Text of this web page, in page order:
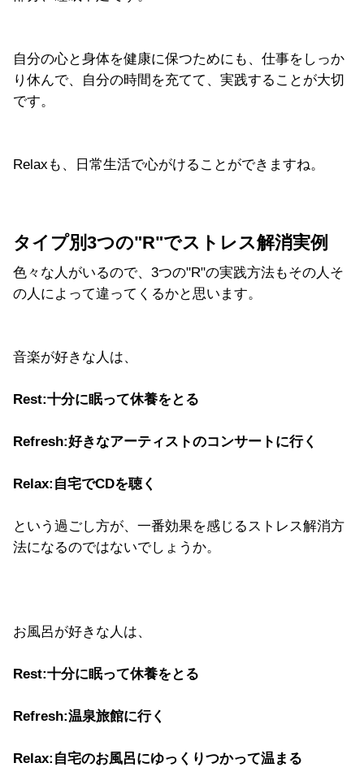
自分の心と身体を健康に保つためにも、仕事をしっか
り休んで、自分の時間を充てて、実践することが大切
です。
Relaxも、日常生活で心がけることができますね。
タイプ別3つの"R"でストレス解消実例
色々な人がいるので、3つの"R"の実践方法もその人そ
の人によって違ってくるかと思います。
音楽が好きな人は、
Rest:十分に眠って休養をとる
Refresh:好きなアーティストのコンサートに行く
Relax:自宅でCDを聴く
という過ごし方が、一番効果を感じるストレス解消方
法になるのではないでしょうか。
お風呂が好きな人は、
Rest:十分に眠って休養をとる
Refresh:温泉旅館に行く
Relax:自宅のお風呂にゆっくりつかって温まる